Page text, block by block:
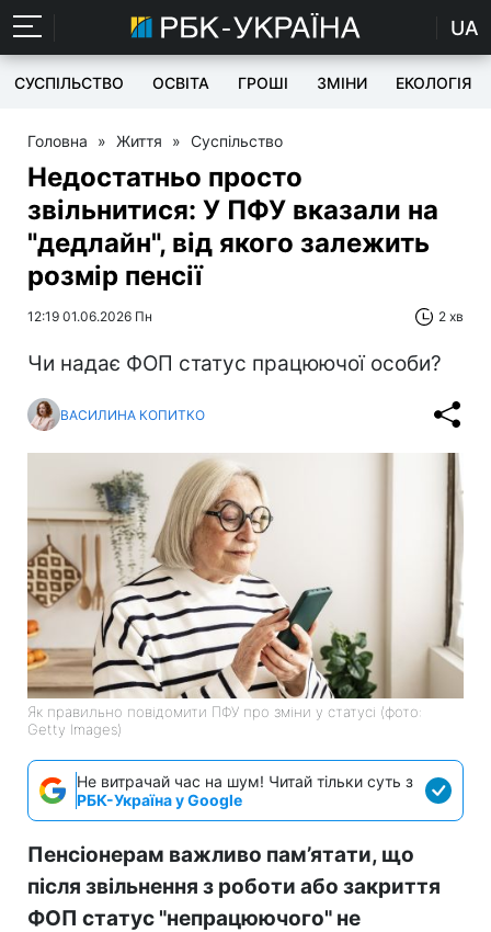
UA
СУСПІЛЬСТВО ОСВІТА ГРОШІ ЗМІНИ ЕКОЛОГІЯ
Головна » Життя » Суспільство
Недостатньо просто
звільнитися: У ПФУ вказали на
"дедлайн", від якого залежить
розмір пенсії
12:19 01.06.2026 Пн 2 хв
Чи надає ФОП статус працюючої особи?
ВАСИЛИНА КОПИТКО
Як правильно повідомити ПФУ про зміни у статусі (фото:
Getty Images)
Не витрачай час на шум! Читай тільки суть з
РБК-Україна у Google
Пенсіонерам важливо пам’ятати, що
після звільнення з роботи або закриття
ФОП статус "непрацюючого" не